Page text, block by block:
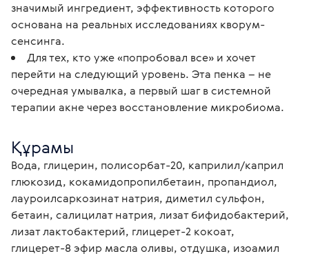
значимый ингредиент, эффективность которого
основана на реальных исследованиях кворум-
сенсинга.
Для тех, кто уже «попробовал все» и хочет
перейти на следующий уровень. Эта пенка – не
очередная умывалка, а первый шаг в системной
терапии акне через восстановление микробиома.
Құрамы
Вода, глицерин, полисорбат-20, каприлил/каприл
глюкозид, кокамидопропилбетаин, пропандиол,
лауроилсаркозинат натрия, диметил сульфон,
бетаин, салицилат натрия, лизат бифидобактерий,
лизат лактобактерий, глицерет-2 кокоат,
глицерет-8 эфир масла оливы, отдушка, изоамил